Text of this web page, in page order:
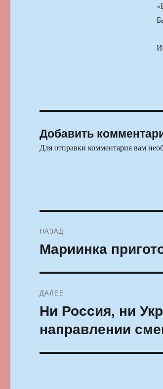
Добавить
Для отправки комментария вам
по
НАЗАД
Предыдущая
запись:
Мариинка
ДАЛЕЕ
Следующая
Ни Россия, ни
направлении